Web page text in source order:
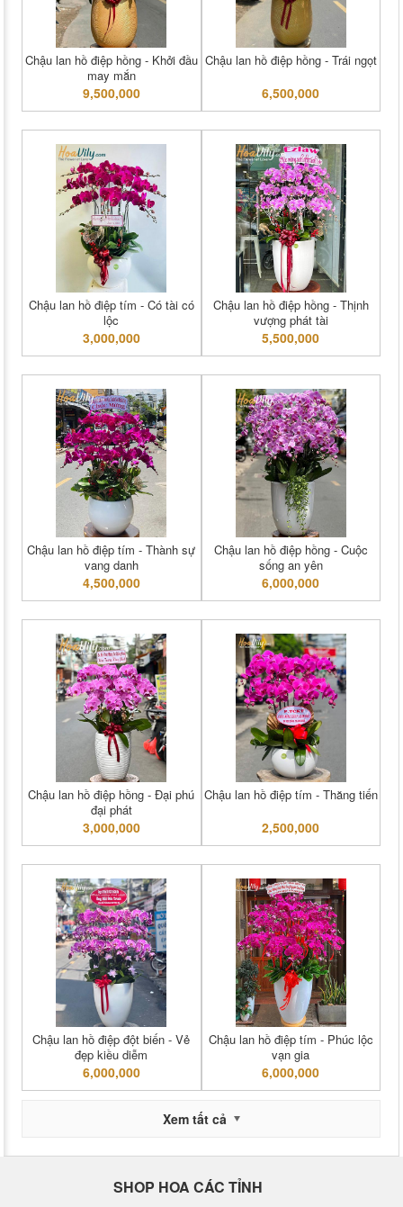
Chậu lan hồ điệp hồng - Khởi đầu
may mắn
9,500,000
Chậu lan hồ điệp hồng - Trái ngọt
6,500,000
Chậu lan hồ điệp tím - Có tài có
lộc
3,000,000
Chậu lan hồ điệp hồng - Thịnh
vượng phát tài
5,500,000
Chậu lan hồ điệp tím - Thành sự
vang danh
4,500,000
Chậu lan hồ điệp hồng - Cuộc
sống an yên
6,000,000
Chậu lan hồ điệp hồng - Đại phú
đại phát
3,000,000
Chậu lan hồ điệp tím - Thăng tiến
2,500,000
Chậu lan hồ điệp đột biến - Vẻ
đẹp kiều diễm
6,000,000
Chậu lan hồ điệp tím - Phúc lộc
vạn gia
6,000,000
Xem tất cả
SHOP HOA CÁC TỈNH